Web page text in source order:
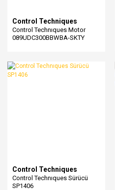
Control Techniques
Control Technıques Motor
089UDC300BBWBA-SKTY
Control Techniques
Control Technıques Sürücü
SP1406